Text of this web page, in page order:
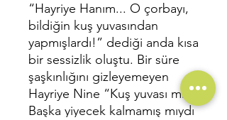
“Hayriye Hanım... O çorbayı,
bildiğin kuş yuvasından
yapmışlardı!” dediği anda kısa
bir sessizlik oluştu. Bir süre
şaşkınlığını gizleyemeyen
Hayriye Nine “Kuş yuvası mı?
Başka yiyecek kalmamış mıydı